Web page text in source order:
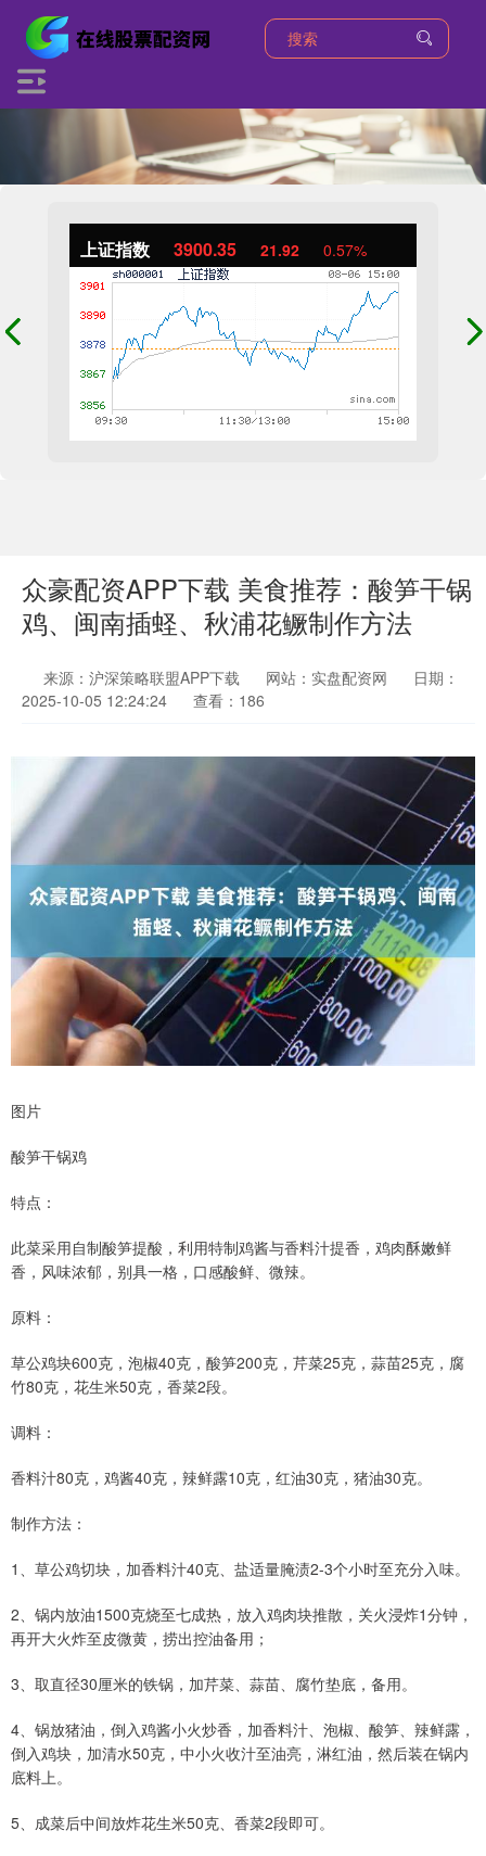
上证指数 3900.35 21.92 0.57%
众豪配资APP下载 美食推荐：酸笋干锅
鸡、闽南插蛏、秋浦花鳜制作方法
来源：沪深策略联盟APP下载 网站：实盘配资网
日期：
2025-10-05 12:24:24
查看：186
图片
酸笋干锅鸡
特点：
此菜采用自制酸笋提酸，利用特制鸡酱与香料汁提香，鸡肉酥嫩鲜
香，风味浓郁，别具一格，口感酸鲜、微辣。
原料：
草公鸡块600克，泡椒40克，酸笋200克，芹菜25克，蒜苗25克，腐
竹80克，花生米50克，香菜2段。
调料：
香料汁80克，鸡酱40克，辣鲜露10克，红油30克，猪油30克。
制作方法：
1、草公鸡切块，加香料汁40克、盐适量腌渍2-3个小时至充分入味。
2、锅内放油1500克烧至七成热，放入鸡肉块推散，关火浸炸1分钟，
再开大火炸至皮微黄，捞出控油备用；
3、取直径30厘米的铁锅，加芹菜、蒜苗、腐竹垫底，备用。
4、锅放猪油，倒入鸡酱小火炒香，加香料汁、泡椒、酸笋、辣鲜露，
倒入鸡块，加清水50克，中小火收汁至油亮，淋红油，然后装在锅内
底料上。
5、成菜后中间放炸花生米50克、香菜2段即可。